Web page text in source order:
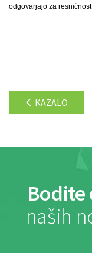
odgovarjajo za
KAZALO
Bodite
naših